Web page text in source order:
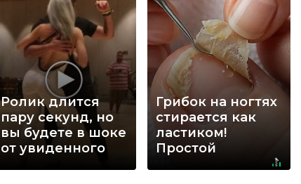
Ролик длится
пару секунд, но
вы будете в шоке
от увиденного
Грибок на ногтях
стирается как
ластиком!
Простой
домашний метод